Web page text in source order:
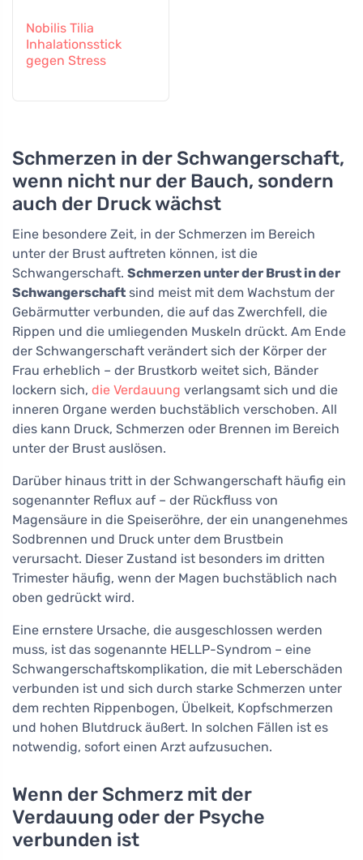
Nobilis Tilia
Inhalationsstick
gegen Stress
Schmerzen in der Schwangerschaft,
wenn nicht nur der Bauch, sondern
auch der Druck wächst
Eine besondere Zeit, in der Schmerzen im Bereich
unter der Brust auftreten können, ist die
Schwangerschaft. Schmerzen unter der Brust in der
Schwangerschaft sind meist mit dem Wachstum der
Gebärmutter verbunden, die auf das Zwerchfell, die
Rippen und die umliegenden Muskeln drückt. Am Ende
der Schwangerschaft verändert sich der Körper der
Frau erheblich – der Brustkorb weitet sich, Bänder
lockern sich, die Verdauung verlangsamt sich und die
inneren Organe werden buchstäblich verschoben. All
dies kann Druck, Schmerzen oder Brennen im Bereich
unter der Brust auslösen.
Darüber hinaus tritt in der Schwangerschaft häufig ein
sogenannter Reflux auf – der Rückfluss von
Magensäure in die Speiseröhre, der ein unangenehmes
Sodbrennen und Druck unter dem Brustbein
verursacht. Dieser Zustand ist besonders im dritten
Trimester häufig, wenn der Magen buchstäblich nach
oben gedrückt wird.
Eine ernstere Ursache, die ausgeschlossen werden
muss, ist das sogenannte HELLP-Syndrom – eine
Schwangerschaftskomplikation, die mit Leberschäden
verbunden ist und sich durch starke Schmerzen unter
dem rechten Rippenbogen, Übelkeit, Kopfschmerzen
und hohen Blutdruck äußert. In solchen Fällen ist es
notwendig, sofort einen Arzt aufzusuchen.
Wenn der Schmerz mit der
Verdauung oder der Psyche
verbunden ist